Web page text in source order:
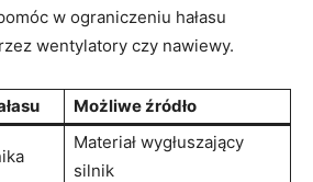
w ograniczeniu hałasu
wentylatory czy​ nawiewy.
Możliwe​ źródło
Materiał‌ wygłuszający⁣
silnik